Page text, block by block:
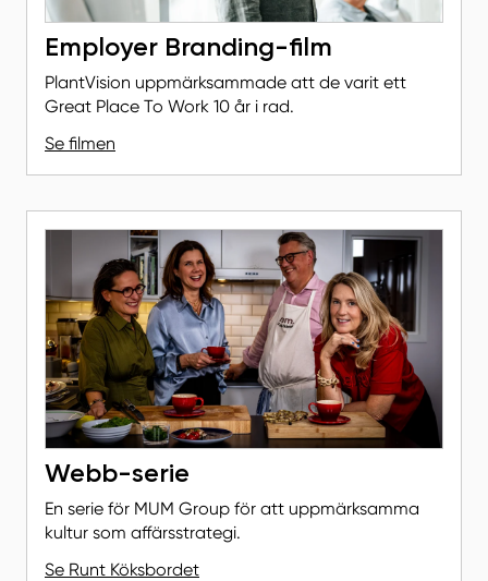
Employer Branding-film
PlantVision uppmärksammade att de varit ett
Great Place To Work 10 år i rad.
Se filmen
Webb-serie
En serie för MUM Group för att uppmärksamma
kultur som affärsstrategi.
Se Runt Köksbordet